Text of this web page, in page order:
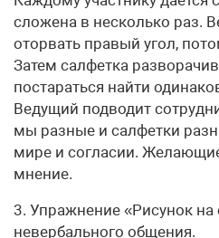
сложена в несколько раз.
оторвать правый угол,
Затем салфетка
постараться найти
Ведущий подводит
мы разные и салфетки
мире и согласии.
мнение.
3. Упражнение «Рисунок на
невербального общения.